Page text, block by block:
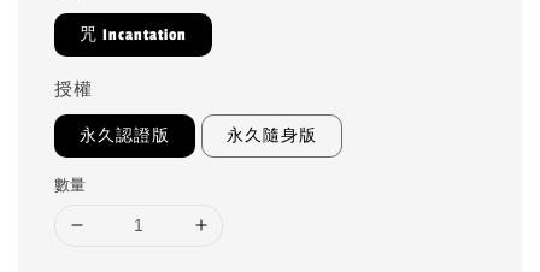
咒 Incantation
授權
永久認證版 永久隨身版
數量